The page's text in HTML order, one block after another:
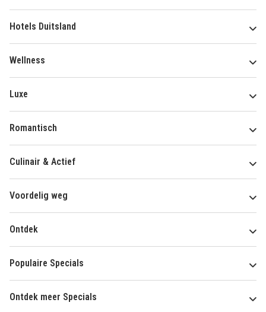
Hotels Duitsland
Wellness
Luxe
Romantisch
Culinair & Actief
Voordelig weg
Ontdek
Populaire Specials
Ontdek meer Specials